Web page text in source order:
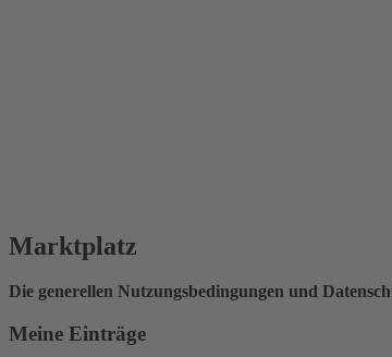
Marktplatz
Die generellen Nutzungsbedingungen und
Meine Einträge